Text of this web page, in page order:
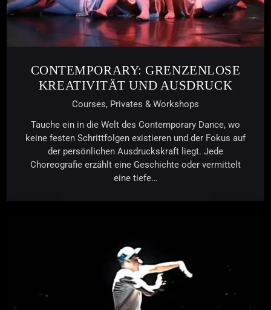
CONTEMPORARY: GRENZENLOSE
KREATIVITÄT UND AUSDRUCK
Courses, Privates & Workshops
Tauche ein in die Welt des Contemporary Dance, wo
keine festen Schrittfolgen existieren und der Fokus auf
der persönlichen Ausdruckskraft liegt. Jede
Choreografie erzählt eine Geschichte oder vermittelt
eine tiefe…